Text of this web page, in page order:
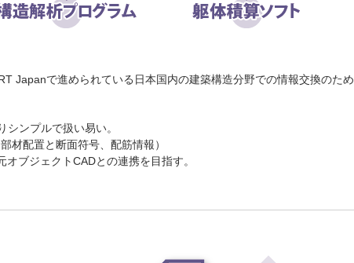
Japanで進められている日本国内の建築構造分野での情報交換のため
ンプルで扱い易い。
材配置と断面符号、配筋情報）
ブジェクトCADとの連携を目指す。